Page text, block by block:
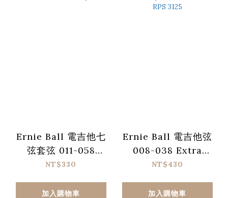
Ernie Ball 電吉他七
弦套弦 011-058
Power Slinky 2620
NT$330
加入購物車
Ernie Ball 電吉他弦
008-038 Extra
Slinky Coated
NT$430
加入購物車